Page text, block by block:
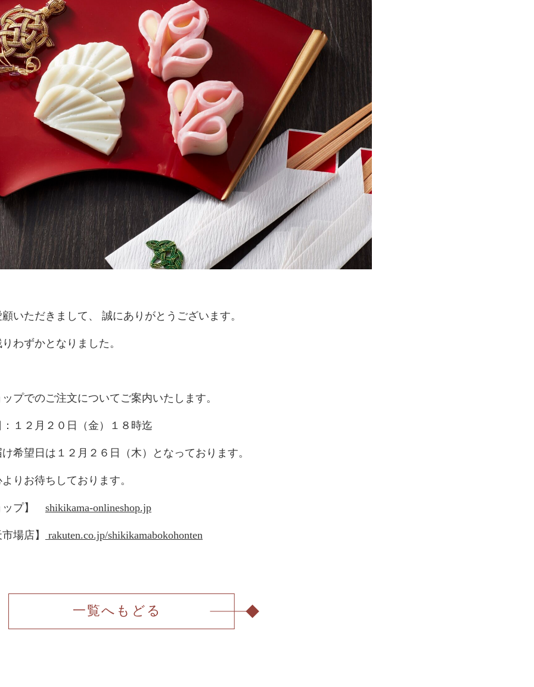
いただきまして、 誠にありがとうございます。
わずかとなりました。
プでのご注文についてご案内いたします。
１２月２０日（金）１８時迄
希望日は１２月２６日（木）となっております。
りお待ちしております。
ップ】 shikikama-onlineshop.jp
場店】 rakuten.co.jp/shikikamabokohonten
一覧へもどる